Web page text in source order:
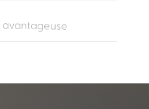
avantageuse